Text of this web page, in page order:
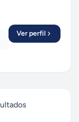
Ver perfil